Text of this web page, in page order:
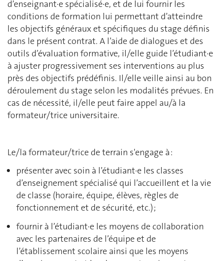
d’enseignant∙e spécialisé∙e, et de lui fournir les
conditions de formation lui permettant d’atteindre
les objectifs généraux et spécifiques du stage définis
dans le présent contrat. A l’aide de dialogues et des
outils d’évaluation formative, il/elle guide l’étudiant∙e
à ajuster progressivement ses interventions au plus
près des objectifs prédéfinis. Il/elle veille ainsi au bon
déroulement du stage selon les modalités prévues. En
cas de nécessité, il/elle peut faire appel au/à la
formateur/trice universitaire.
Le/la formateur/trice de terrain s'engage à :
présenter avec soin à l’étudiant∙e les classes
d’enseignement spécialisé qui l’accueillent et la vie
de classe (horaire, équipe, élèves, règles de
fonctionnement et de sécurité, etc.) ;
fournir à l’étudiant∙e les moyens de collaboration
avec les partenaires de l’équipe et de
l’établissement scolaire ainsi que les moyens